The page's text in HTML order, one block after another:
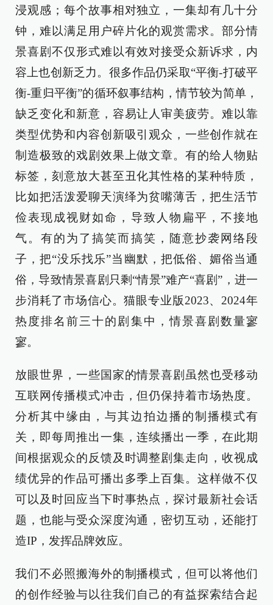
浸观感；每个故事相对独立，一集却有几十分
钟，难以满足用户碎片化的观赏需求。部分情
景喜剧不仅形式难以有效对接受众新诉求，内
容上也创新乏力。很多作品仍采取“平衡-打破平
衡-重归平衡”的循环叙事结构，情节较为简单，
缺乏变化和新意，容易让人审美疲劳。难以靠
类型优势和内容创新吸引观众，一些创作就在
制造极致的戏剧效果上做文章。有的给人物贴
标签，刻意放大甚至丑化其性格的某种特质，
比如把活泼爱聊天演绎为贫嘴薄舌，把生活节
俭表现成视财如命，导致人物扁平，不接地
气。有的为了搞笑而搞笑，随意抄袭网络段
子，把“没乐找乐”当幽默，把低俗、媚俗当通
俗，导致情景喜剧只剩“情景”难产“喜剧”，进一
步消耗了市场信心。猫眼专业版2023、2024年
热度排名前三十的剧集中，情景喜剧数量寥
寥。
放眼世界，一些国家的情景喜剧虽然也受移动
互联网传播模式冲击，但仍保持着市场热度。
分析其中缘由，与其边拍边播的制播模式有
关，即每周推出一集，连续播出一季，在此期
间根据观众的反馈及时调整剧集走向，收视成
绩优异的作品可播出多季上百集。这样做不仅
可以及时回应当下时事热点，探讨最新社会话
题，也能与受众深度沟通，密切互动，还能打
造IP，发挥品牌效应。
我们不必照搬海外的制播模式，但可以将他们
的创作经验与以往我们自己的有益探索结合起